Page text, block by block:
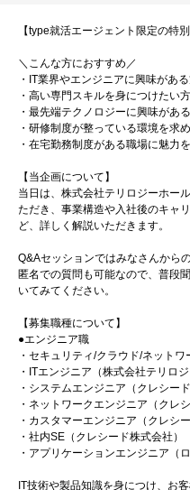
【type就活エージェント限定の特
＼こんな方におすすめ／
・IT業界やエンジニアに興味があ
・高い専門スキルを身につけたい方
・最先端テクノロジーに興味があ
・研修制度が整っている環境を求
・在宅勤務制度がある職場に魅力
【当企画について】
当日は、株式会社テリロジーホー
ただき、事業構造や入社後のキャ
ど、詳しく解説いただきます。
Q&Aセッションではみなさんから
匿名での質問も可能なので、普段
いてみてください。
【募集職種について】
●エンジニア職
・セキュリティ/クラウド/ネット
・ITエンジニア（株式会社テリロ
・システムエンジニア（クレシー
・ネットワークエンジニア（クレ
・カスタマーエンジニア（クレシ
・社内SE（クレシード株式会社）
・アプリケーションエンジニア（
IT技術や製品知識を身につけ、お